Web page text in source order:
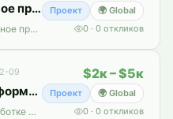
Кроссплатформенное приложение для iOS и Android: Dixsi на React Native
Dixsi — кроссплатформенное приложение на React Native для iOS и Android: гастроматчинг, знакомства, карты, платежи и защита данных с соблюдением GDPR.
Проект
🌍 Global
0 · 0 откликов
09
MovieBox: ИИ‑платформа для создания видео — фриланс‑проект
Фриланс‑проект по разработке MovieBox — AI‑сервиса для создания видео: текст‑видео, озвучка, шаблоны, соцсети. Бюджет $2k–$5k, контакт внутри.
$2к – $5к
Проект
🌍 Global
0 · 0 откликов